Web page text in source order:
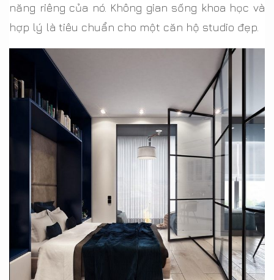
năng riêng của nó. Không gian sống khoa học và
hợp lý là tiêu chuẩn cho một căn hộ studio đẹp.